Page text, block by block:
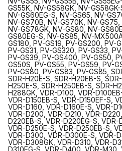
GS55K, NV-GS58GK, NV-
NV-GS60EG-S, NV-GS65, NV-
NV-GS70B, NV-GS70K, NV-GS75,
NV-GS78GK, NV-GS80, NV-
GS80EG-S, NV-GS85, NV-
GS180, PV-GS19, PV-GS200, PV-
PV-GS31, PV-GS320, PV-GS33,
PV-GS39, PV-GS400, PV-GS50,
GS50S, PV-GS55, PV-GS59, PV-
PV-GS80, PV-GS83, PV-GS85,
SDR-H20E-S, SDR-H20EB-S,
H250E-S, SDR-H250EB-S, SDR-
H288GK, VDR-D100, VDR-
VDR-D150EB-S, VDR-D150EF-S,
VDR-D160, VDR-D160E-S, VDR-
VDR-D200, VDR-D210, VDR-
D220EB-S, VDR-D220EG-S,
VDR-D250E-S, VDR-D250EB-S,
VDR-D300, VDR-D300E-S, VDR-
VDR-D308GK, VDR-D310, VDR-